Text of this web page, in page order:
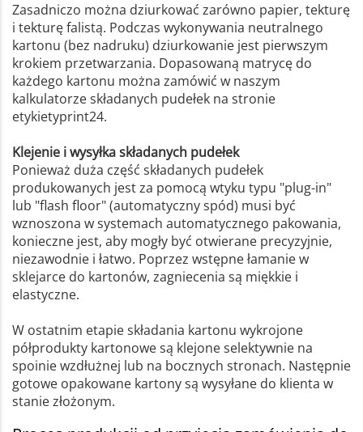
Zasadniczo można dziurkować zarówno papier, tekturę
i tekturę falistą. Podczas wykonywania neutralnego
kartonu (bez nadruku) dziurkowanie jest pierwszym
krokiem przetwarzania. Dopasowaną matrycę do
każdego kartonu można zamówić w naszym
kalkulatorze składanych pudełek na stronie
etykietyprint24.
Klejenie i wysyłka składanych pudełek
Ponieważ duża część składanych pudełek
produkowanych jest za pomocą wtyku typu "plug-in"
lub "flash floor" (automatyczny spód) musi być
wznoszona w systemach automatycznego pakowania,
konieczne jest, aby mogły być otwierane precyzyjnie,
niezawodnie i łatwo. Poprzez wstępne łamanie w
sklejarce do kartonów, zagniecenia są miękkie i
elastyczne.
W ostatnim etapie składania kartonu wykrojone
półprodukty kartonowe są klejone selektywnie na
spoinie wzdłużnej lub na bocznych stronach. Następnie
gotowe opakowane kartony są wysyłane do klienta w
stanie złożonym.